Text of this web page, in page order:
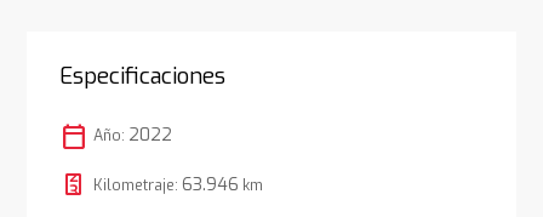
Especificaciones
calendar_today Año: 2022
Kilometraje: 63.946 km